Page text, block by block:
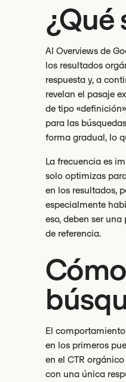
¿Qué
AI Overviews de
los resultados
respuesta y, a
revelan el pasaje
de tipo
para las
forma gradual, lo
La frecuencia es
solo optimizas
en los resultados,
especialmente
eso, deben ser
de referencia.
El
en los primeros
en el CTR
con una única